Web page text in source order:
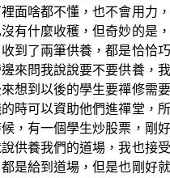
面啥都不懂，也不會用力，
有什麼收穫，但奇妙的是，
到了兩筆供養，都是恰恰巧
來問我說說要不要供養，我
想到以後的學生要禪修需要
時可以資助他們進禪堂，所
，有一個學生炒股票，剛好
供養我們的道場，我也接受
是給到道場，但是也剛好就